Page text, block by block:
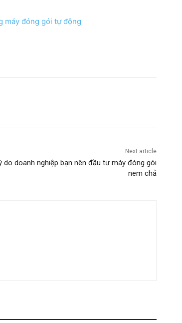
máy đóng gói tự động
Next article
do doanh nghiệp bạn nên đầu tư máy đóng gói
nem chả